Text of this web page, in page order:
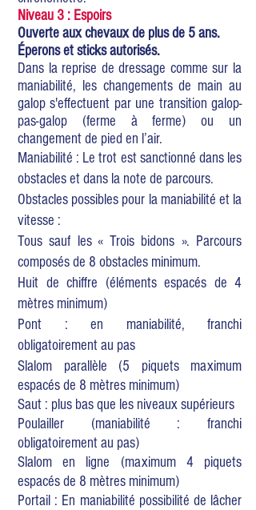
Niveau 3 : Espoirs
Ouverte aux chevaux de plus de 5 ans.
Éperons et sticks autorisés.
Dans la reprise de dressage comme sur la
maniabilité, les changements de main au
galop s'effectuent par une transition galop-
pas-galop (ferme à ferme) ou un
changement de pied en l’air.
Maniabilité : Le trot est sanctionné dans les
obstacles et dans la note de parcours.
Obstacles possibles pour la maniabilité et la
vitesse :
Tous sauf les « Trois bidons ». Parcours
composés de 8 obstacles minimum.
Huit de chiffre (éléments espacés de 4
mètres minimum)
Pont : en maniabilité, franchi
obligatoirement au pas
Slalom parallèle (5 piquets maximum
espacés de 8 mètres minimum)
Saut : plus bas que les niveaux supérieurs
Poulailler (maniabilité : franchi
obligatoirement au pas)
Slalom en ligne (maximum 4 piquets
espacés de 8 mètres minimum)
Portail : En maniabilité possibilité de lâcher